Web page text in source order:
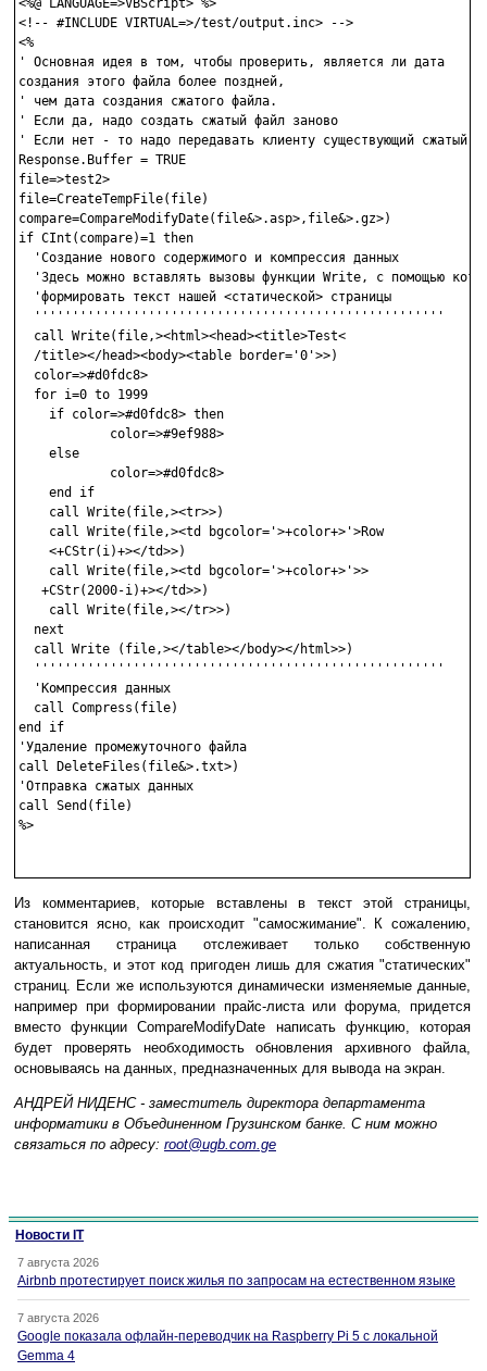
<%@ LANGUAGE=>VBScript> %>
<!-- #INCLUDE VIRTUAL=>/test/output.inc> -->
<%
' Основная идея в том, чтобы проверить, является ли дата
создания этого файла более поздней,
' чем дата создания сжатого файла.
' Если да, надо создать сжатый файл заново
' Если нет - то надо передавать клиенту существующий сжатый
Response.Buffer = TRUE
file=>test2>
file=CreateTempFile(file)
compare=CompareModifyDate(file&>.asp>,file&>.gz>)
if CInt(compare)=1 then
  'Создание нового содержимого и компрессия данных
'Здесь можно вставлять вызовы функции Write, с помощью
  'формировать текст нашей <статической> страницы
  ''''''''''''''''''''''''''''''''''''''''''''''''''''''
  call Write(file,><html><head><title>Test<
  /title></head><body><table border='0'>>)
  color=>#d0fdc8>
  for i=0 to 1999
    if color=>#d0fdc8> then
            color=>#9ef988>
    else
            color=>#d0fdc8>
    end if
    call Write(file,><tr>>)
    call Write(file,><td bgcolor='>+color+>'>Row
    <+CStr(i)+></td>>)
    call Write(file,><td bgcolor='>+color+>'>>
   +CStr(2000-i)+></td>>)
    call Write(file,></tr>>)
  next
  call Write (file,></table></body></html>>)
  ''''''''''''''''''''''''''''''''''''''''''''''''''''''
  'Компрессия данных
  call Compress(file)
end if
'Удаление промежуточного файла
call DeleteFiles(file&>.txt>)
'Отправка сжатых данных
call Send(file)
%>
Из комментариев, которые вставлены в текст этой страницы,
становится ясно, как происходит "самосжимание". К сожалению,
написанная страница отслеживает только собственную
актуальность, и этот код пригоден лишь для сжатия "статических"
страниц. Если же используются динамически изменяемые данные,
например при формировании прайс-листа или форума, придется
вместо функции CompareModifyDate написать функцию, которая
будет проверять необходимость обновления архивного файла,
основываясь на данных, предназначенных для вывода на экран.
АНДРЕЙ НИДЕНС - заместитель директора департамента
информатики в Объединенном Грузинском банке. С ним можно
связаться по адресу: root@ugb.com.ge
Новости IT
7 августа 2026
Airbnb протестирует поиск жилья по запросам на естественном языке
7 августа 2026
Google показала офлайн-переводчик на Raspberry Pi 5 с локальной
Gemma 4